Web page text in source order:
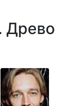
Древо